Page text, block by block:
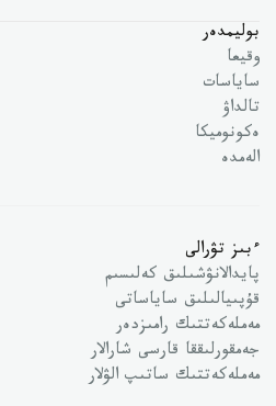
بوليمدەر
وقيعا
ساياسات
تالداۋ
ەكونوميكا
الەمدە
ءبىز تۋرالى
پايدالانۋشىلىق كەلىسىم
قۇپىيالىلىق ساياساتى
مەملەكەتتىك رامىزدەر
جەمقورلىققا قارسى شارالار
مەملەكەتتىك ساتىپ الۋلار